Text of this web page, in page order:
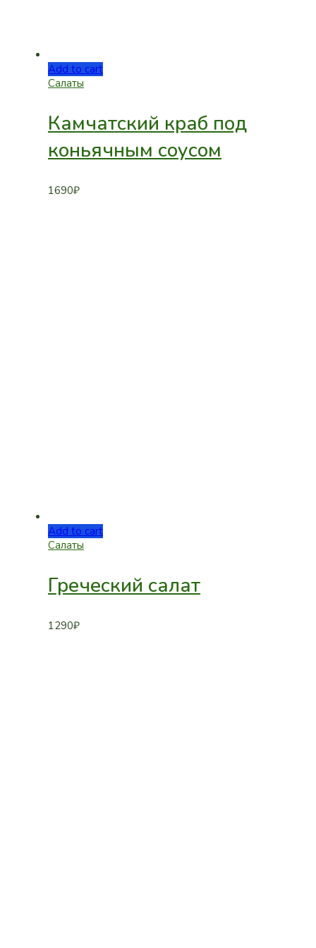
Add to cart
Салаты
Камчатский краб под
коньячным соусом
1690₽
Add to cart
Салаты
Греческий салат
1290₽